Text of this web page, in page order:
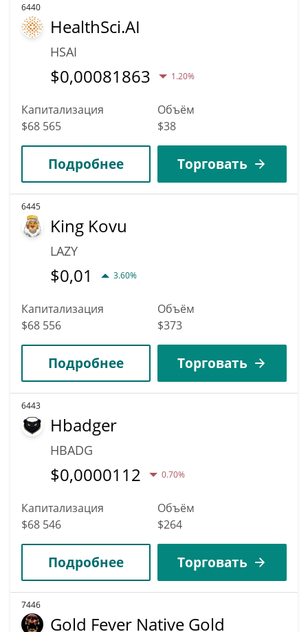
6440
HealthSci.AI
HSAI
$0,00081863 1.20%
Капитализация
$68 565
Объём
$38
Подробнее Торговать
6445
King Kovu
LAZY
$0,01 3.60%
Капитализация
$68 556
Объём
$373
Подробнее Торговать
6443
Hbadger
HBADG
$0,0000112 0.70%
Капитализация
$68 546
Объём
$264
Подробнее Торговать
7446
Gold Fever Native Gold